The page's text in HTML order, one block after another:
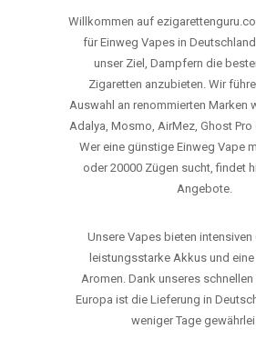
Willkommen auf
für Einweg Vapes in
unser Ziel, Dampfern die
Zigaretten anzubieten. Wir
Auswahl an renommierten Marken
Adalya, Mosmo, AirMez, Ghost
Wer eine günstige Einweg Vape
oder 20000 Zügen sucht, findet
Angebote.
Unsere Vapes bieten intensiven
leistungsstarke Akkus und
Aromen. Dank unseres
Europa ist die Lieferung in
weniger Tage